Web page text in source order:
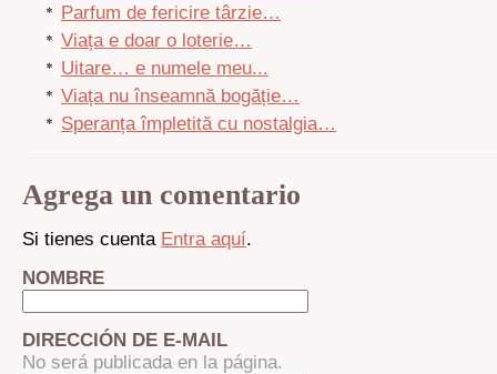
Parfum de fericire târzie…
Viața e doar o loterie…
Uitare… e numele meu...
Viața nu înseamnă bogăție…
Speranța împletită cu nostalgia…
Agrega un comentario
Si tienes cuenta Entra aquí.
NOMBRE
DIRECCIÓN DE E-MAIL
No será publicada en la página.